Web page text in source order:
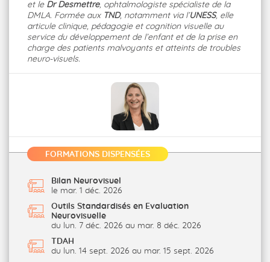
et le Dr Desmettre, ophtalmologiste spécialiste de la
DMLA. Formée aux TND, notamment via l’UNESS, elle
articule clinique, pédagogie et cognition visuelle au
service du développement de l’enfant et de la prise en
charge des patients malvoyants et atteints de troubles
neuro-visuels.
FORMATIONS DISPENSÉES
Bilan Neurovisuel
le mar. 1 déc. 2026
Outils Standardisés en Evaluation
Neurovisuelle
du lun. 7 déc. 2026 au mar. 8 déc. 2026
TDAH
du lun. 14 sept. 2026 au mar. 15 sept. 2026